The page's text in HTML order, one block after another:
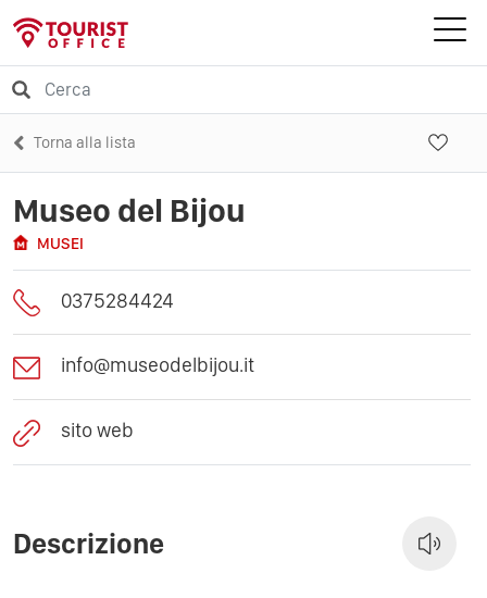
Torna alla lista
Museo del Bijou
MUSEI
0375284424
info@museodelbijou.it
sito web
Descrizione